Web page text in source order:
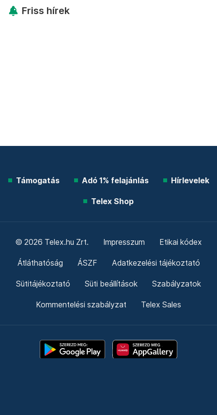
Friss hírek
Támogatás Adó 1% felajánlás Hírlevelek
Telex Shop
© 2026 Telex.hu Zrt. Impresszum Etikai kódex
Átláthatóság ÁSZF Adatkezelési tájékoztató
Sütitájékoztató Süti beállítások Szabályzatok
Kommentelési szabályzat Telex Sales